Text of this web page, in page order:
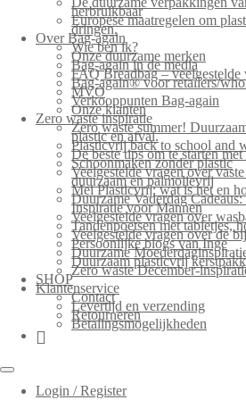
herbruikbaar
Europese maatregelen om
dringen.
Over Bag-again
Wie ben ik?
Onze duurzame merken
Bag-again in de media
FAQ Breadbag –
Bag-again® voor retailers/
MVO
Verkooppunten Bag-again
Onze klanten
Zero waste inspiratie
Zero waste summer!
plastic en afval.
Plasticvrij back to school and
De beste tips om te starten
Schoonmaken zonder plastic
Veelgestelde vragen over
duurzaam en palmolievrij
Mei Plasticvrij: wat is het en
Duurzame Vaderdag
Inspiratie voor Mannen
Veelgestelde vragen over
Tandenpoetsen met tabletjes,
Veelgestelde vragen over de
Persoonlijke blogs van Inge
Duurzame
Duurzaam plasticvrij
Zero waste December-
SHOP
Klantenservice
Contact
Levertijd en verzending
Retourneren
Betalingsmogelijkheden
Login / Register